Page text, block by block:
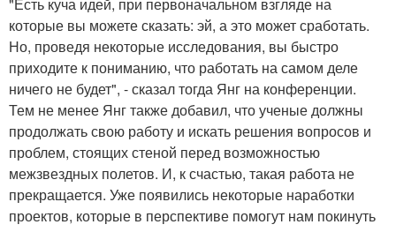
которые вы можете сказать: эй, а это может сработать.
Но, проведя некоторые исследования, вы быстро
приходите к пониманию, что работать на самом деле
ничего не будет", - сказал тогда Янг на конференции.
Тем не менее Янг также добавил, что ученые должны
продолжать свою работу и искать решения вопросов и
проблем, стоящих стеной перед возможностью
межзвездных полетов. И, к счастью, такая работа не
прекращается. Уже появились некоторые наработки
проектов, которые в перспективе помогут нам покинуть